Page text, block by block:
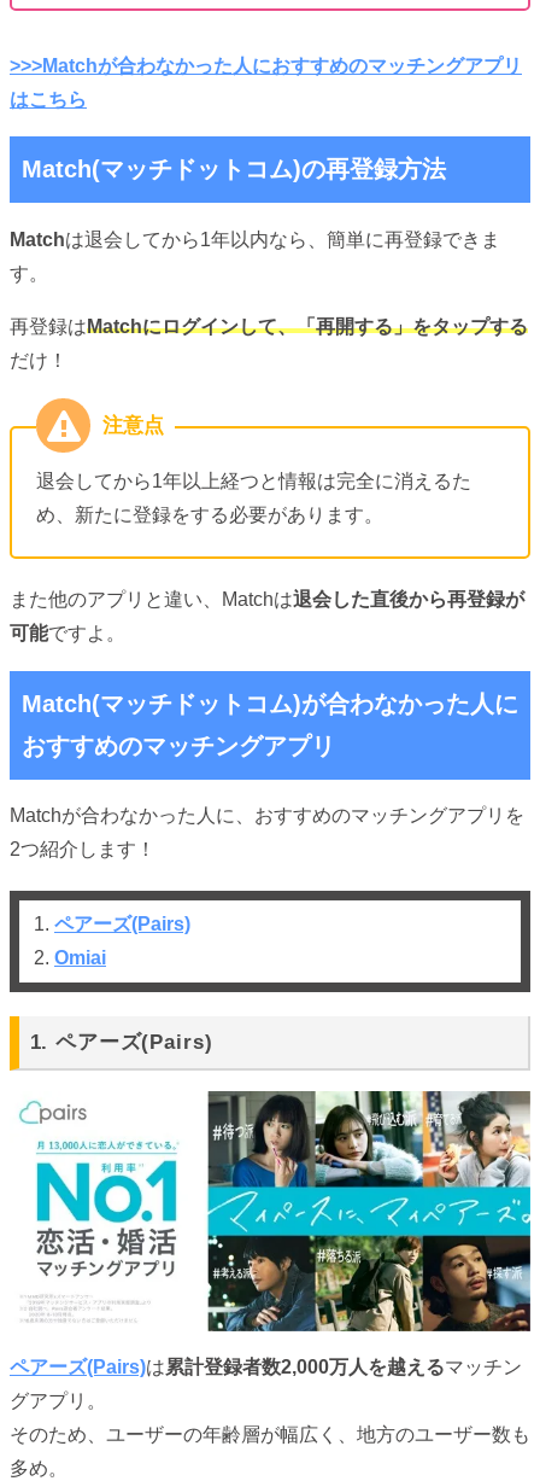
>>>Matchが合わなかった人におすすめのマッチングアプリ
はこちら
Match(マッチドットコム)の再登録方法
Matchは退会してから1年以内なら、簡単に再登録できま
す。
再登録はMatchにログインして、「再開する」をタップする
だけ！
退会してから1年以上経つと情報は完全に消えるた
め、新たに登録をする必要があります。
また他のアプリと違い、Matchは退会した直後から再登録が
可能ですよ。
Match(マッチドットコム)が合わなかった人に
おすすめのマッチングアプリ
Matchが合わなかった人に、おすすめのマッチングアプリを
2つ紹介します！
1. ペアーズ(Pairs)
2. Omiai
1. ペアーズ(Pairs)
ペアーズ(Pairs)は累計登録者数2,000万人を越えるマッチン
グアプリ。
そのため、ユーザーの年齢層が幅広く、地方のユーザー数も
多め。